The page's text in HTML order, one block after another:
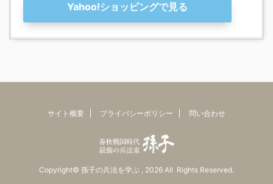
Yahoo!ショッピングで見る
サイト概要 プライバシーポリシー 問い合わせ
Copyright© 孫子の兵法を学ぶ , 2026 All Rights Reserved.